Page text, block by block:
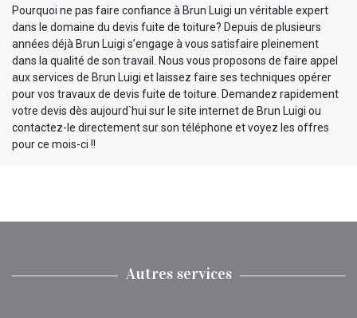
Pourquoi ne pas faire confiance à Brun Luigi un véritable expert
dans le domaine du devis fuite de toiture? Depuis de plusieurs
années déjà Brun Luigi s’engage à vous satisfaire pleinement
dans la qualité de son travail. Nous vous proposons de faire appel
aux services de Brun Luigi et laissez faire ses techniques opérer
pour vos travaux de devis fuite de toiture. Demandez rapidement
votre devis dès aujourd`hui sur le site internet de Brun Luigi ou
contactez-le directement sur son téléphone et voyez les offres
pour ce mois-ci !!
Autres services